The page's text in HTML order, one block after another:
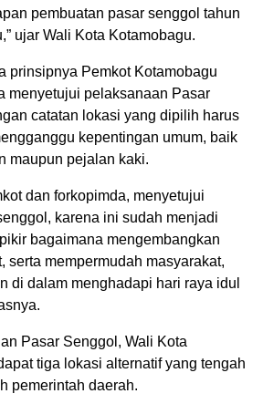
pembuatan pasar senggol tahun
ujar Wali Kota Kotamobagu.
prinsipnya Pemkot Kotamobagu
menyetujui pelaksanaan Pasar
catatan lokasi yang dipilih harus
kepentingan umum, baik
maupun pejalan kaki.
dan forkopimda, menyetujui
karena ini sudah menjadi
bagaimana mengembangkan
serta mempermudah masyarakat,
di dalam menghadapi hari raya idul
Pasar Senggol, Wali Kota
tiga lokasi alternatif yang tengah
pemerintah daerah.